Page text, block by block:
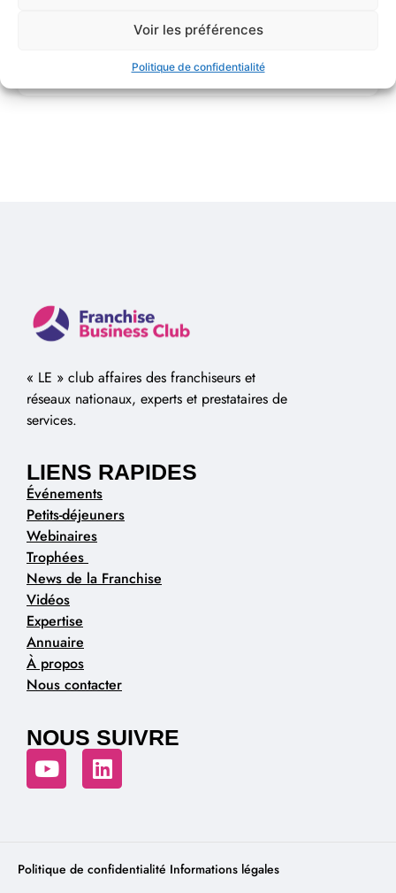
Voir les préférences
Politique de confidentialité
décembre 31, 2024
« LE » club affaires des franchiseurs et
réseaux nationaux, experts et prestataires de
services.
LIENS RAPIDES
Événements
Petits-déjeuners
Webinaires
Trophées
News de la Franchise
Vidéos
Expertise
Annuaire
À propos
Nous contacter
NOUS SUIVRE
Politique de confidentialité Informations légales